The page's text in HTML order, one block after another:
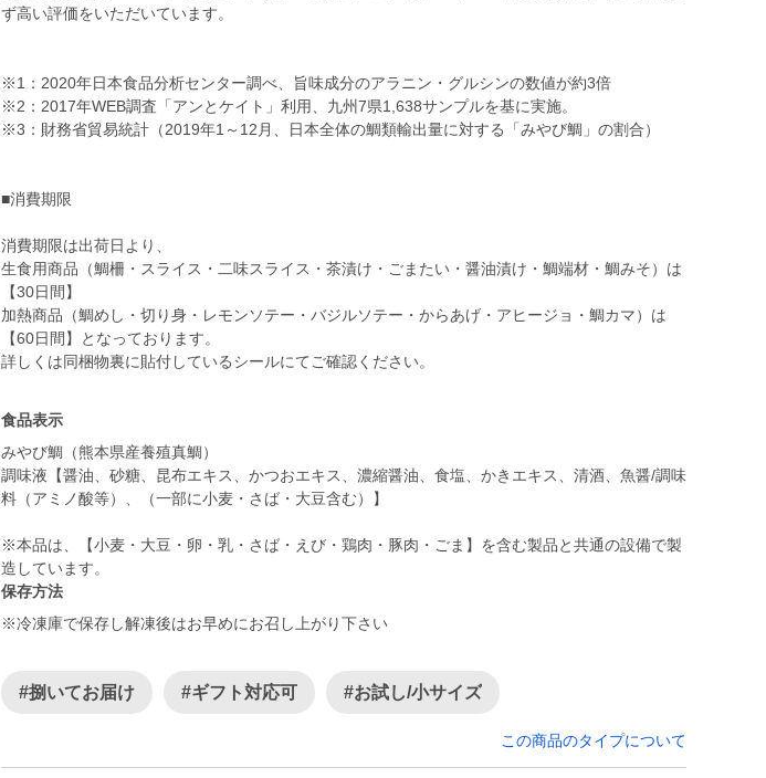
ず高い評価をいただいています。
※1：2020年日本食品分析センター調べ、旨味成分のアラニン・グルシンの数値が約3倍
※2：2017年WEB調査「アンとケイト」利用、九州7県1,638サンプルを基に実施。
※3：財務省貿易統計（2019年1～12月、日本全体の鯛類輸出量に対する「みやび鯛」の割合）
■消費期限
消費期限は出荷日より、
生食用商品（鯛柵・スライス・二味スライス・茶漬け・ごまたい・醤油漬け・鯛端材・鯛みそ）は
【30日間】
加熱商品（鯛めし・切り身・レモンソテー・バジルソテー・からあげ・アヒージョ・鯛カマ）は
【60日間】となっております。
詳しくは同梱物裏に貼付しているシールにてご確認ください。
食品表示
みやび鯛（熊本県産養殖真鯛）
調味液【醤油、砂糖、昆布エキス、かつおエキス、濃縮醤油、食塩、かきエキス、清酒、魚醤/調味
料（アミノ酸等）、（一部に小麦・さば・大豆含む）】
※本品は、【小麦・大豆・卵・乳・さば・えび・鶏肉・豚肉・ごま】を含む製品と共通の設備で製
造しています。
保存方法
※冷凍庫で保存し解凍後はお早めにお召し上がり下さい
#捌いてお届け #ギフト対応可 #お試し/小サイズ
この商品のタイプについて